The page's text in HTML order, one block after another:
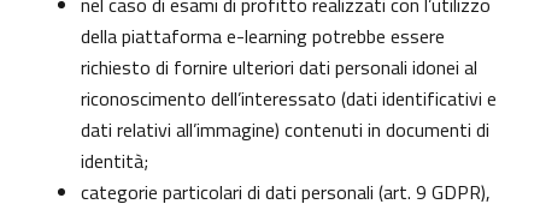
della piattaforma e-learning potrebbe essere
richiesto di fornire ulteriori dati personali idonei al
riconoscimento dell’interessato (dati identificativi e
dati relativi all’immagine) contenuti in documenti di
identità;
categorie particolari di dati personali (art. 9 GDPR),